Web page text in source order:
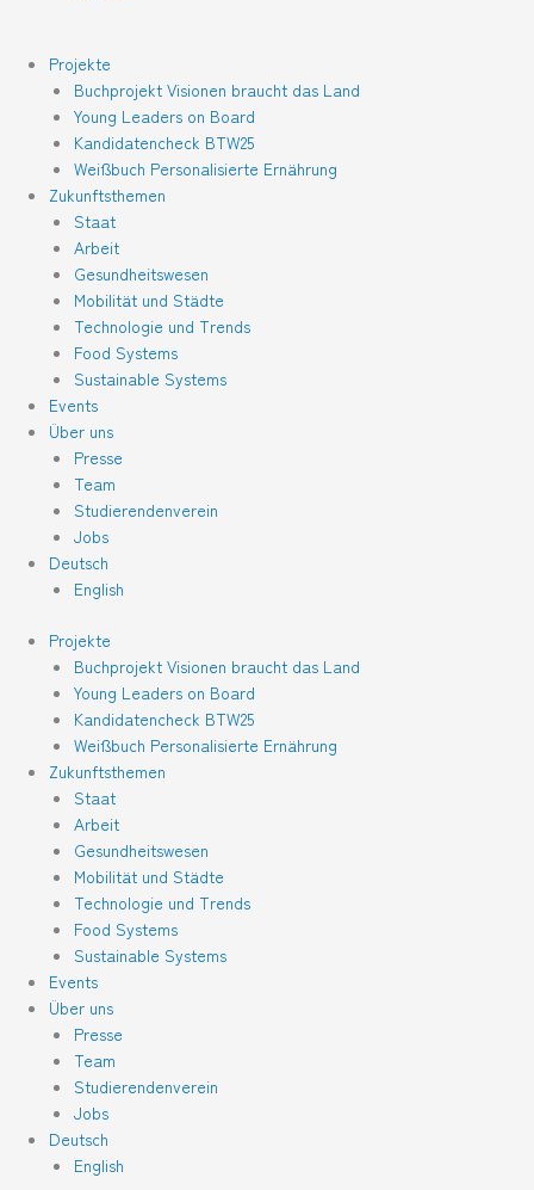
Projekte
Buchprojekt Visionen braucht das Land
Young Leaders on Board
Kandidatencheck BTW25
Weißbuch Personalisierte Ernährung
Zukunftsthemen
Staat
Arbeit
Gesundheitswesen
Mobilität und Städte
Technologie und Trends
Food Systems
Sustainable Systems
Events
Über uns
Presse
Team
Studierendenverein
Jobs
Deutsch
English
Projekte
Buchprojekt Visionen braucht das Land
Young Leaders on Board
Kandidatencheck BTW25
Weißbuch Personalisierte Ernährung
Zukunftsthemen
Staat
Arbeit
Gesundheitswesen
Mobilität und Städte
Technologie und Trends
Food Systems
Sustainable Systems
Events
Über uns
Presse
Team
Studierendenverein
Jobs
Deutsch
English